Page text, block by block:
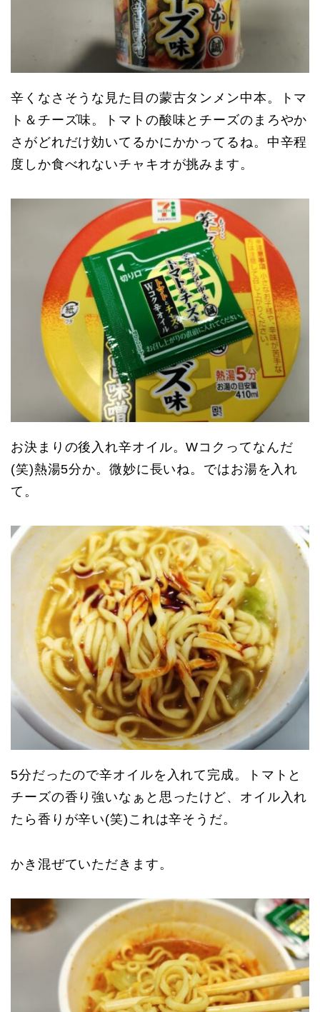
辛くなさそうな見た目の蒙古タンメン中本。トマ
ト＆チーズ味。トマトの酸味とチーズのまろやか
さがどれだけ効いてるかにかかってるね。中辛程
度しか食べれないチャキオが挑みます。
お決まりの後入れ辛オイル。Wコクってなんだ
(笑)熱湯5分か。微妙に長いね。ではお湯を入れ
て。
5分だったので辛オイルを入れて完成。トマトと
チーズの香り強いなぁと思ったけど、オイル入れ
たら香りが辛い(笑)これは辛そうだ。
かき混ぜていただきます。